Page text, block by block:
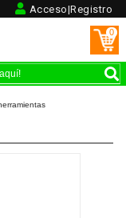
Acceso|Registro
0